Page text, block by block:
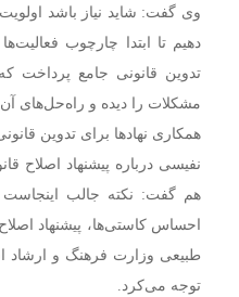
وی گفت: شاید نیاز باشد
دهیم تا ابتدا چارچوب
تدوین قانونی جامع پرداخت
مشکلات را دیده و راه‌حل‌های آن
همکاری نهادها برای تدوین
نفیسی درباره پیشنهاد اصلاح
هم گفت: نکته جالب اینجاست
احساس کاستی‌ها، پیشنهاد
طبیعی وزارت فرهنگ و ارشاد
توجه می‌کرد.